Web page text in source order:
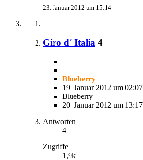
23. Januar 2012 um 15:14
Giro d´ Italia 4
Blueberry
19. Januar 2012 um 02:07
Blueberry
20. Januar 2012 um 13:17
Antworten
4
Zugriffe
1,9k